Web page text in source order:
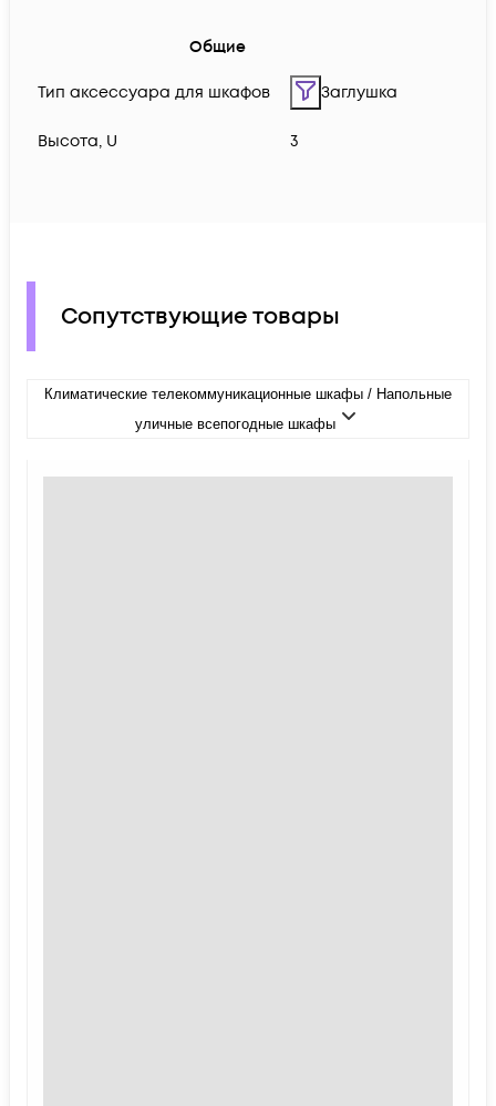
Общие
Тип аксессуара для шкафов Заглушка
Высота, U 3
Сопутствующие товары
Климатические телекоммуникационные шкафы / Напольные
уличные всепогодные шкафы